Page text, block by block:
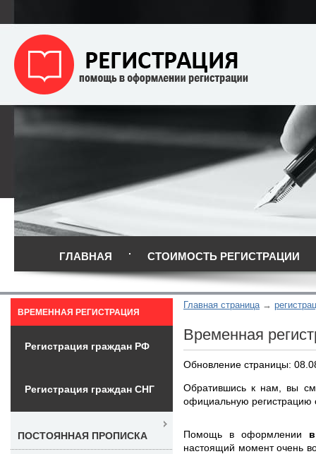
ГЛАВНАЯ СТОИМОСТЬ РЕГИСТРАЦИИ
Главная страница
Временная
Обновление страницы:
Обратившись к нам, вы
официальную регистрацию
Помощь в оформлении
настоящий момент очень
ВРЕМЕННАЯ РЕГИСТРАЦИЯ
Регистрация граждан РФ
Регистрация граждан СНГ
ПОСТОЯННАЯ ПРОПИСКА